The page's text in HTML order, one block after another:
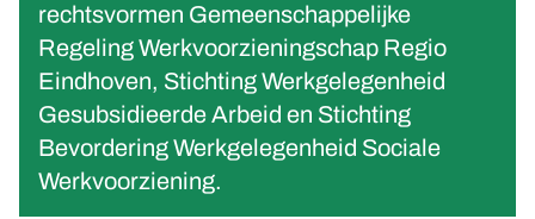
rechtsvormen Gemeenschappelijke
Regeling Werkvoorzieningschap Regio
Eindhoven, Stichting Werkgelegenheid
Gesubsidieerde Arbeid en Stichting
Bevordering Werkgelegenheid Sociale
Werkvoorziening.